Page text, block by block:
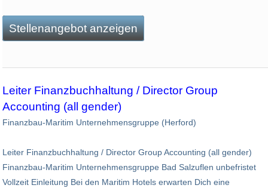
Stellenangebot anzeigen
Leiter Finanzbuchhaltung / Director Group
Accounting (all gender)
Finanzbau-Maritim Unternehmensgruppe (Herford)
Leiter Finanzbuchhaltung / Director Group Accounting (all gender)
Finanzbau-Maritim Unternehmensgruppe Bad Salzuflen unbefristet
Vollzeit Einleitung Bei den Maritim Hotels erwarten Dich eine